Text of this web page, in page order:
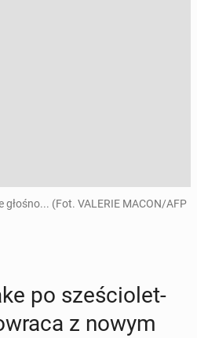
(Fot. VALERIE MACON/AFP
po sze­ścio­let­
z nowym